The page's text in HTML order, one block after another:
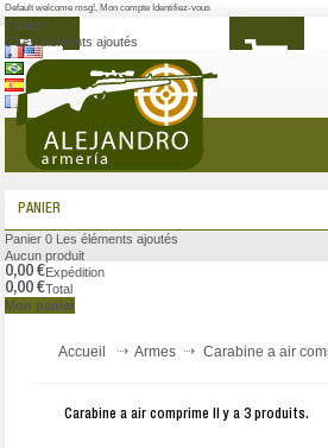
Default welcome msg!, Mon compte Identifiez-vous
Panier
0 Les éléments ajoutés
MENU
PANIER
Panier 0 Les éléments ajoutés
Aucun produit
0,00 €Expédition
0,00 €Total
Mon panier
Accueil Armes Carabine a air
Carabine a air comprime Il y a 3 produits.